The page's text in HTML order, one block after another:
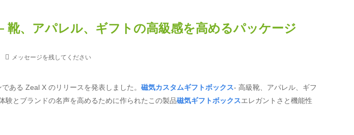
、アパレル、ギフトの高級感を高めるパッケージ
メッセージを残してください
ある Zeal X のリリースを発表しました。 磁気カスタムギフトボックス- 高級靴、アパレル、ギフ
験とブランドの名声を高めるために作られたこの製品磁気ギフトボックスエレガントさと機能性